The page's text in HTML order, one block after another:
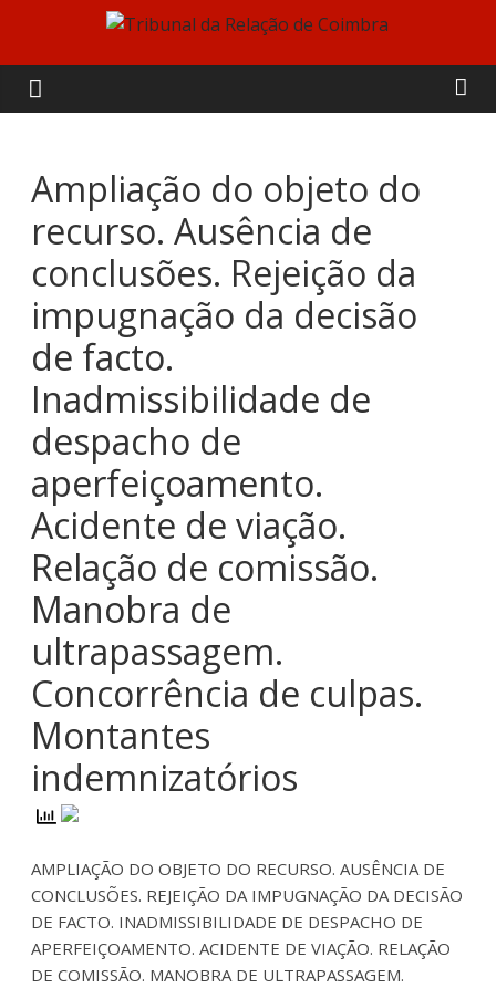
content
Tribunal
da
Relação
de
Coimbra
Ampliação do objeto do
recurso. Ausência de
conclusões. Rejeição da
impugnação da decisão
de facto.
Inadmissibilidade de
despacho de
aperfeiçoamento.
Acidente de viação.
Relação de comissão.
Manobra de
ultrapassagem.
Concorrência de culpas.
Montantes
indemnizatórios
AMPLIAÇÃO DO OBJETO DO RECURSO. AUSÊNCIA DE
CONCLUSÕES. REJEIÇÃO DA IMPUGNAÇÃO DA DECISÃO
DE FACTO. INADMISSIBILIDADE DE DESPACHO DE
APERFEIÇOAMENTO. ACIDENTE DE VIAÇÃO. RELAÇÃO
DE COMISSÃO. MANOBRA DE ULTRAPASSAGEM.